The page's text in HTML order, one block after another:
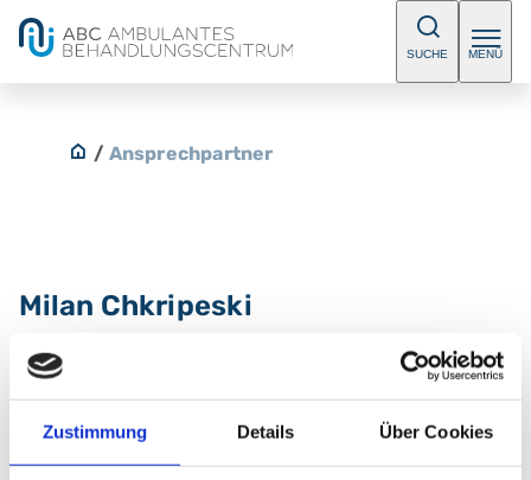
Zustimmung Details Über Cookies
SUCHE MENÜ
/ Ansprechpartner
Milan Chkripeski
Fachärztin/ Facharzt für Innere Medizin
Kontakt